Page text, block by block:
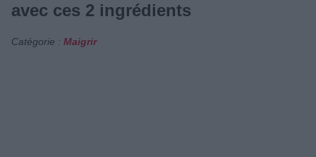
avec ces 2 ingrédients
Catégorie : Maigrir